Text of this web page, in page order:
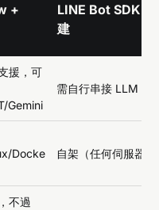
+
LINE Bot SDK 自
建
援，可
Gemini
需自行串接 LLM
Docke
自架（任何伺服器）
不過